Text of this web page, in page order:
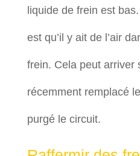
liquide de frein est
est qu’il y ait de l’air
frein. Cela peut arriver
récemment remplacé
purgé le circuit.